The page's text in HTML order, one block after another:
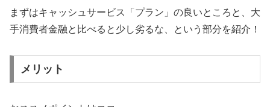
まずはキャッシュサービス「プラン」の良いところと、大
手消費者金融と比べると少し劣るな、という部分を紹介！
メリット